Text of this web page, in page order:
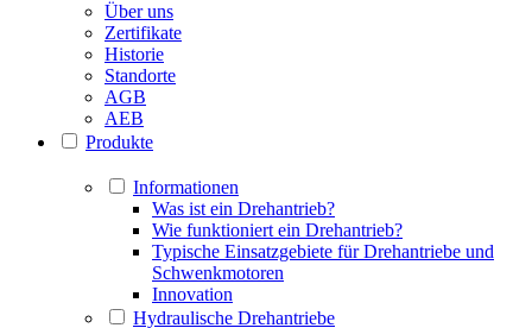
Über uns
Zertifikate
Historie
Standorte
AGB
AEB
Produkte
Informationen
Was ist ein Drehantrieb?
Wie funktioniert ein Drehantrieb?
Typische Einsatzgebiete für Drehantriebe und
Schwenkmotoren
Innovation
Hydraulische Drehantriebe